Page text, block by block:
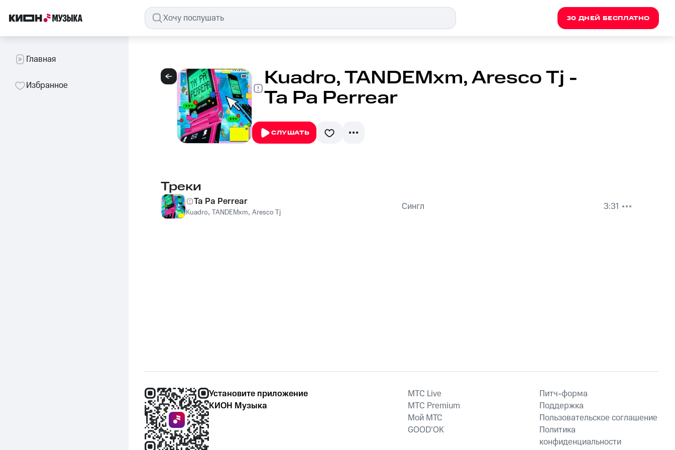
30 ДНЕЙ БЕСПЛАТНО
Главная
Избранное Kuadro, TANDEMxm, Aresco Tj -
Ta Pa Perrear
СЛУШАТЬ
Треки
Ta Pa Perrear
Kuadro, TANDEMxm, Aresco Tj Сингл 3:31
Установите приложение
КИОН Музыка
MTС Live
MTС Premium
Мой МТС
GOOD’OK
Питч-форма
Поддержка
Пользовательское соглашение
Политика
конфиденциальности